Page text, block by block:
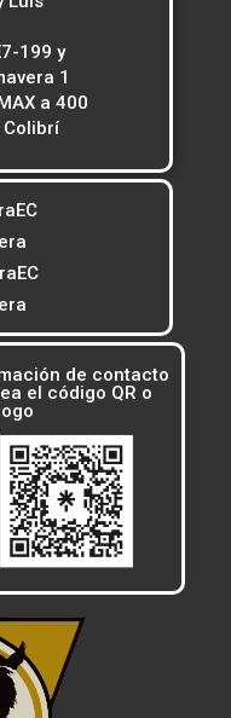
199 y
1
a 400
de contacto
el código QR o